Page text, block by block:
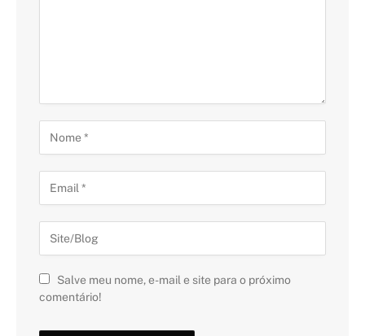
Salve meu nome, e-mail e site para o próximo
comentário!